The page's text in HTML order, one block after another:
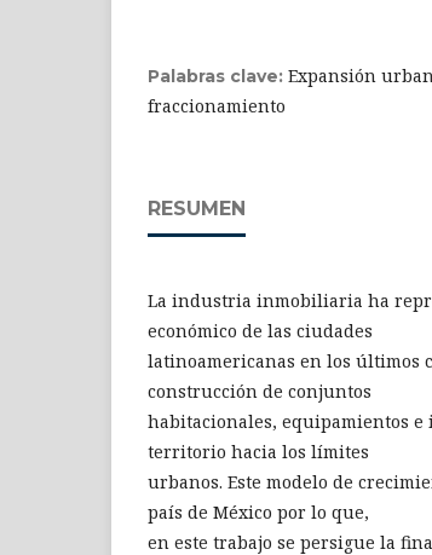
Palabras clave: Expansión
fraccionamiento
RESUMEN
La industria inmobiliaria ha
económico de las ciudades
latinoamericanas en los últimos
construcción de conjuntos
habitacionales, equipamientos
territorio hacia los límites
urbanos. Este modelo de
país de México por lo que,
en este trabajo se persigue la